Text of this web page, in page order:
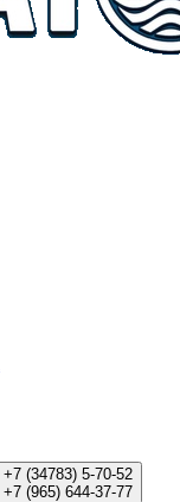
+7 (34783) 5-70-52
+7 (965) 644-37-77